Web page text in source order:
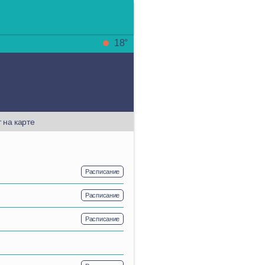
18°
карте
Расписание
Расписание
Расписание